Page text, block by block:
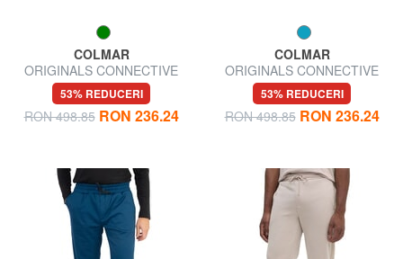
COLMAR
ORIGINALS CONNECTIVE
Pantaloni sport
53% REDUCERI
RON 498.85 RON 236.24
COLMAR
ORIGINALS CONNECTIVE
Pantaloni de trening
53% REDUCERI
RON 498.85 RON 236.24